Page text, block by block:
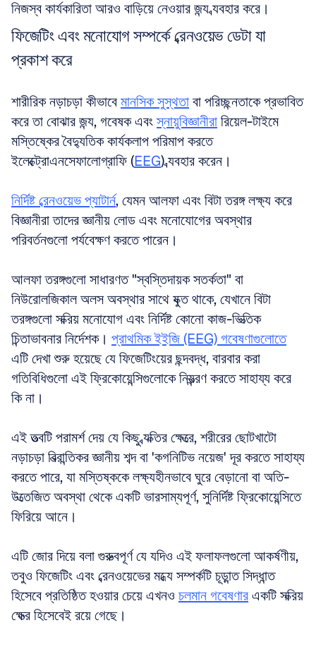
নিজস্ব কার্যকারিতা আরও বাড়িয়ে নেওয়ার জন্য ব্যবহার করে।
ফিজেটিং এবং মনোযোগ সম্পর্কে ব্রেনওয়েভ ডেটা যা
প্রকাশ করে
শারীরিক নড়াচড়া কীভাবে মানসিক সুস্থতা বা পরিচ্ছন্নতাকে প্রভাবিত
করে তা বোঝার জন্য, গবেষক এবং স্নায়ুবিজ্ঞানীরা রিয়েল-টাইমে
মস্তিষ্কের বৈদ্যুতিক কার্যকলাপ পরিমাপ করতে
ইলেক্ট্রোএনসেফালোগ্রাফি (EEG) ব্যবহার করেন।
নির্দিষ্ট ব্রেনওয়েভ প্যাটার্ন, যেমন আলফা এবং বিটা তরঙ্গ লক্ষ্য করে
বিজ্ঞানীরা তাদের জ্ঞানীয় লোড এবং মনোযোগের অবস্থার
পরিবর্তনগুলো পর্যবেক্ষণ করতে পারেন।
আলফা তরঙ্গগুলো সাধারণত "স্বস্তিদায়ক সতর্কতা" বা
নিউরোলজিকাল অলস অবস্থার সাথে যুক্ত থাকে, যেখানে বিটা
তরঙ্গগুলো সক্রিয় মনোযোগ এবং নির্দিষ্ট কোনো কাজ-ভিত্তিক
চিন্তাভাবনার নির্দেশক। প্রাথমিক ইইজি (EEG) গবেষণাগুলোতে
এটি দেখা শুরু হয়েছে যে ফিজেটিংয়ের ছন্দবদ্ধ, বারবার করা
গতিবিধিগুলো এই ফ্রিকোয়েন্সিগুলোকে নিয়ন্ত্রণ করতে সাহায্য করে
কি না।
এই তত্ত্বটি পরামর্শ দেয় যে কিছু ব্যক্তির ক্ষেত্রে, শরীরের ছোটখাটো
নড়াচড়া বিভ্রান্তিকর জ্ঞানীয় শব্দ বা 'কগনিটিভ নয়েজ' দূর করতে সাহায্য
করতে পারে, যা মস্তিষ্ককে লক্ষ্যহীনভাবে ঘুরে বেড়ানো বা অতি-
উত্তেজিত অবস্থা থেকে একটি ভারসাম্যপূর্ণ, সুনির্দিষ্ট ফ্রিকোয়েন্সিতে
ফিরিয়ে আনে।
এটি জোর দিয়ে বলা গুরুত্বপূর্ণ যে যদিও এই ফলাফলগুলো আকর্ষণীয়,
তবুও ফিজেটিং এবং ব্রেনওয়েভের মধ্যে সম্পর্কটি চূড়ান্ত সিদ্ধান্ত
হিসেবে প্রতিষ্ঠিত হওয়ার চেয়ে এখনও চলমান গবেষণার একটি সক্রিয়
ক্ষেত্র হিসেবেই রয়ে গেছে।